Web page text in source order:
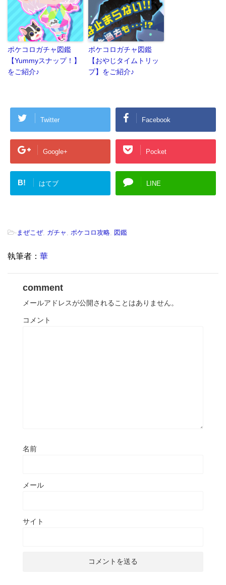
ポケコロガチャ図鑑
【Yummyスナップ！】
をご紹介♪
ポケコロガチャ図鑑
【おやじタイムトリッ
プ】をご紹介♪
Twitter Facebook
Google+ Pocket
B! はてブ LINE
-まぜこぜ, ガチャ , ポケコロ攻略, 図鑑
執筆者： 華
comment
メールアドレスが公開されることはありません。
コメント
名前
メール
サイト